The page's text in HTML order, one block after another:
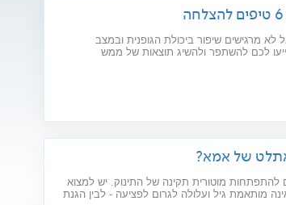
מרגישים שיפור ביכולת הגופנית ובמצב
של אמא?
להתפתחות מוטורית תקינה של התינוק. יש למצוא
מותאמת גיל ועלולה לגרום לפציעה - לבין הגנת